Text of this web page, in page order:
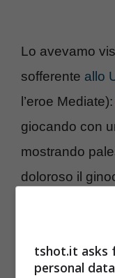
Lo avevamo
sofferente allo
l’eroe Mediate):
giocando con
mostrando
doloroso il
impegnativo
massima
operarsi e per
tshot.it asks
personal